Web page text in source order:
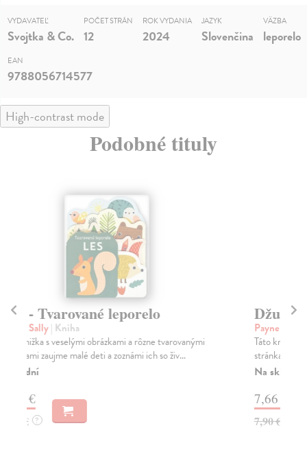
VYDAVATEĽ
Svojtka & Co.
POČET STRÁN
12
ROK VYDANIA
2024
JAZYK
Slovenčina
VÄZBA
leporelo
EAN
9788056714577
High-contrast mode
Podobné tituly
Džungľa - Tvarované leporelo
Payne Sally
Táto knižka s veselými obrázkami a rôzne tvarovanými
stránkami zaujme malé deti a zoznámi ich so zvi...
7,66 €
7,90 € ?